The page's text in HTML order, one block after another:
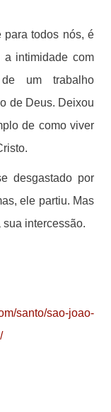
para todos nós, é
a intimidade com
um trabalho
de Deus. Deixou
de como viver
desgastado por
ele partiu. Mas
intercessão.
santo/sao-joao-